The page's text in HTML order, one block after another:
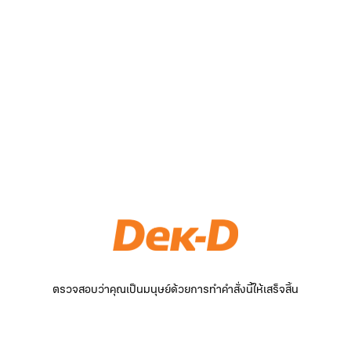
ตรวจสอบว่าคุณเป็นมนุษย์ด้วยการทำคำสั่งนี้ให้เสร็จสิ้น